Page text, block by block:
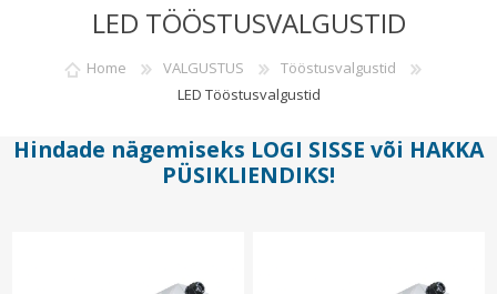
WISHLIST 0
LED TÖÖSTUSVALGUSTID
Home VALGUSTUS
Tööstusvalgustid
LED Tööstusvalgustid
Hindade nägemiseks LOGI SISSE või HAKKA
PÜSIKLIENDIKS!